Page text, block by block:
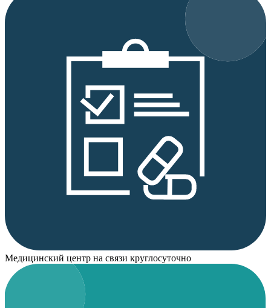
Медицинский центр на связи круглосуточно